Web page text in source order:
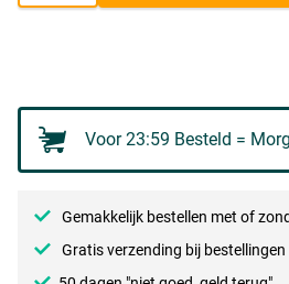
Voor 23:59 Besteld =
Gemakkelijk bestellen met of
Gratis verzending bij